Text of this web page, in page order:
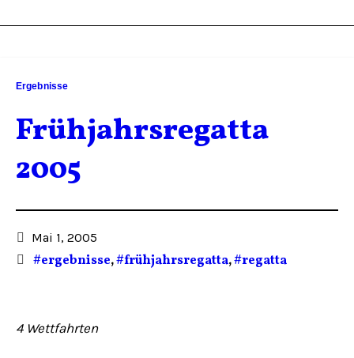
Ergebnisse
Frühjahrsregatta
2005
Mai 1, 2005
#ergebnisse,#frühjahrsregatta,#regatta
4 Wettfahrten